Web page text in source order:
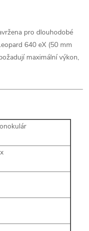
pro dlouhodobé
640 eX (50 mm
maximální výkon,